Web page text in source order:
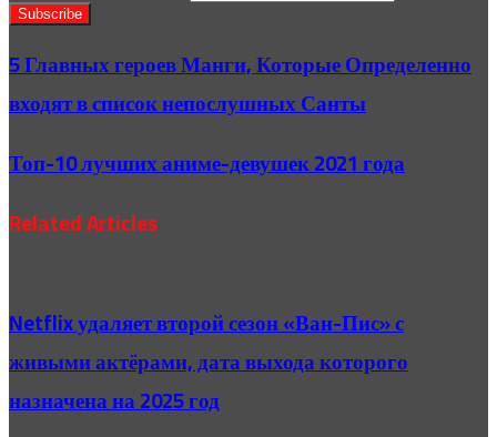
5 Главных героев Манги, Которые Определенно
входят в список непослушных Санты
Топ-10 лучших аниме-девушек 2021 года
Related Articles
Netflix удаляет второй сезон «Ван-Пис» с
живыми актёрами, дата выхода которого
назначена на 2025 год